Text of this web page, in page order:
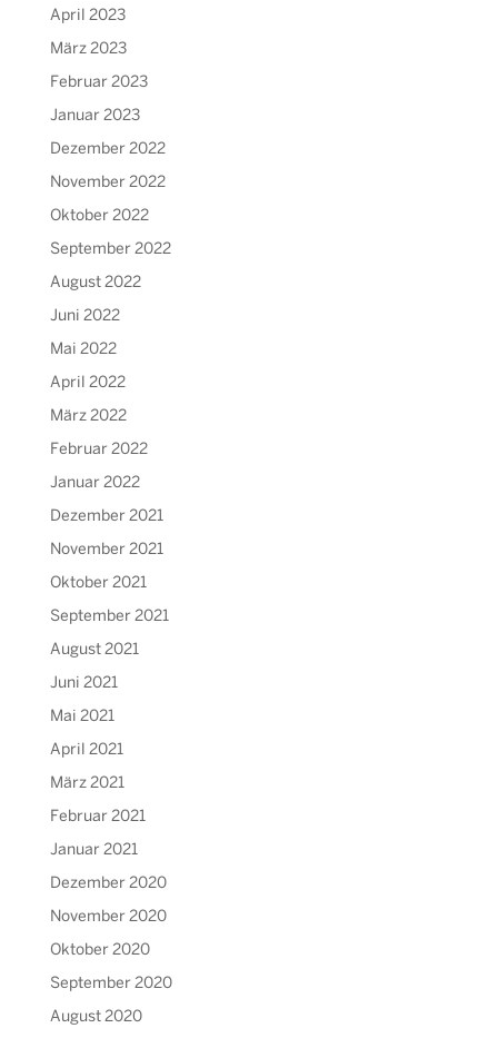
April 2023
März 2023
Februar 2023
Januar 2023
Dezember 2022
November 2022
Oktober 2022
September 2022
August 2022
Juni 2022
Mai 2022
April 2022
März 2022
Februar 2022
Januar 2022
Dezember 2021
November 2021
Oktober 2021
September 2021
August 2021
Juni 2021
Mai 2021
April 2021
März 2021
Februar 2021
Januar 2021
Dezember 2020
November 2020
Oktober 2020
September 2020
August 2020